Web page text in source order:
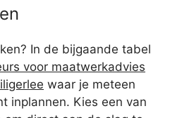
In de bijgaande tabel
voor maatwerkadvies
waar je meteen
inplannen. Kies een van